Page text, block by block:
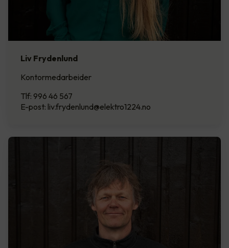
Liv Frydenlund
Kontormedarbeider
Tlf: 996 46 567
E-post: liv.frydenlund@elektro1224.no